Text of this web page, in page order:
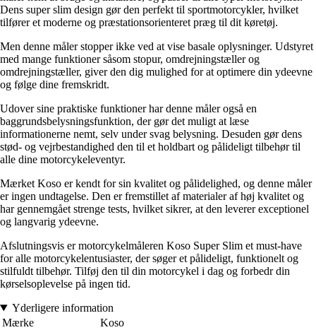
Dens super slim design gør den perfekt til sportmotorcykler, hvilket
tilfører et moderne og præstationsorienteret præg til dit køretøj.
Men denne måler stopper ikke ved at vise basale oplysninger. Udstyret
med mange funktioner såsom stopur, omdrejningstæller og
omdrejningstæller, giver den dig mulighed for at optimere din ydeevne
og følge dine fremskridt.
Udover sine praktiske funktioner har denne måler også en
baggrundsbelysningsfunktion, der gør det muligt at læse
informationerne nemt, selv under svag belysning. Desuden gør dens
stød- og vejrbestandighed den til et holdbart og pålideligt tilbehør til
alle dine motorcykeleventyr.
Mærket Koso er kendt for sin kvalitet og pålidelighed, og denne måler
er ingen undtagelse. Den er fremstillet af materialer af høj kvalitet og
har gennemgået strenge tests, hvilket sikrer, at den leverer exceptionel
og langvarig ydeevne.
Afslutningsvis er motorcykelmåleren Koso Super Slim et must-have
for alle motorcykelentusiaster, der søger et pålideligt, funktionelt og
stilfuldt tilbehør. Tilføj den til din motorcykel i dag og forbedr din
kørselsoplevelse på ingen tid.
Yderligere information
Mærke
Koso